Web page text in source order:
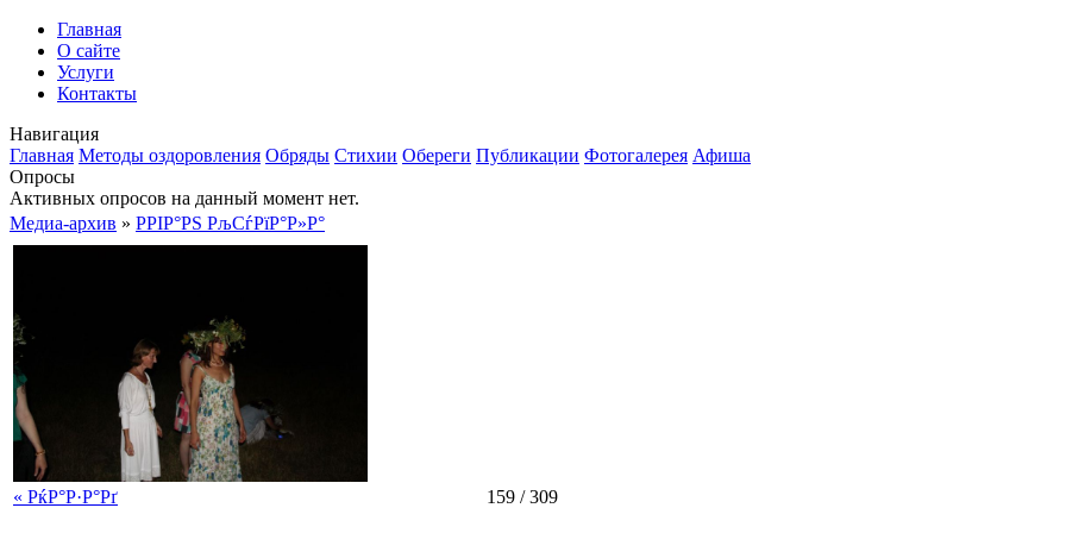
Главная
О сайте
Услуги
Контакты
Навигация
Главная Методы оздоровления Обряды Стихии Обереги Публикации Фотогалерея Афиша
Опросы
Активных опросов на данный момент нет.
Медиа-архив » РРІР°РЅ РљСѓРїР°Р»Р°
« РќР°Р·Р°Рґ 159 / 309